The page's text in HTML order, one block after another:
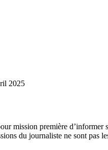
2025
mission première
du journaliste ne sont